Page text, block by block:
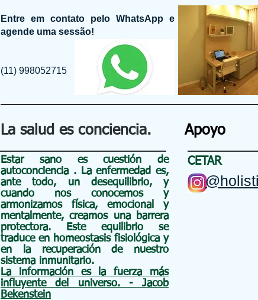
Entre em contato pelo WhatsApp e
agende uma sessão!
(11) 998052715
La salud es conciencia. Apoyo
Estar sano es cuestión de
autoconciencia . La enfermedad es,
ante todo, un
desequilibrio, y
cuando nos conocemos y
armonizamos física, emocional y
mentalmente, creamos una barrera
protectora. Este equilibrio se
traduce en homeostasis fisiológica y
en la recuperación de nuestro
sistema inmunitario.
La información es la fuerza más
influyente del universo. - Jacob
Bekenstein
CETAR